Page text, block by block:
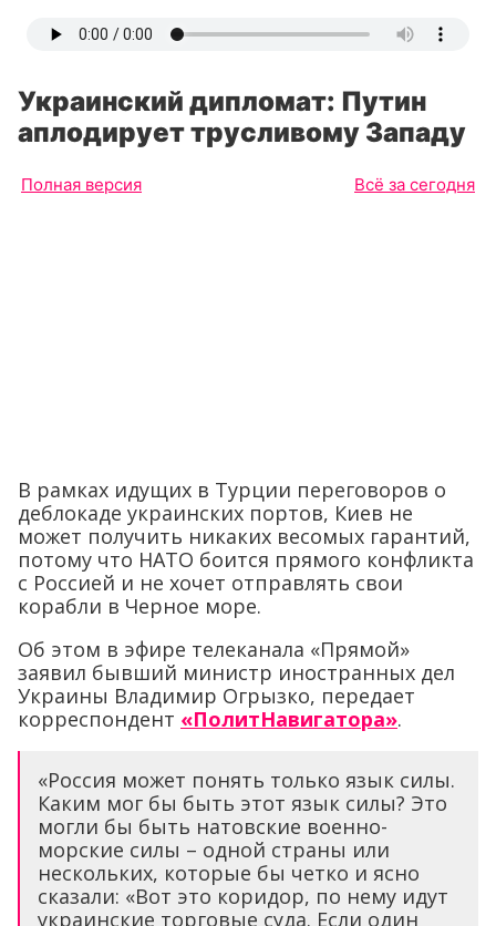
Украинский дипломат: Путин
аплодирует трусливому Западу
Полная версия Всё за сегодня
В рамках идущих в Турции переговоров о
деблокаде украинских портов, Киев не
может получить никаких весомых гарантий,
потому что НАТО боится прямого конфликта
с Россией и не хочет отправлять свои
корабли в Черное море.
Об этом в эфире телеканала «Прямой»
заявил бывший министр иностранных дел
Украины Владимир Огрызко, передает
корреспондент «ПолитНавигатора».
«Россия может понять только язык силы.
Каким мог бы быть этот язык силы? Это
могли бы быть натовские военно-
морские силы – одной страны или
нескольких, которые бы четко и ясно
сказали: «Вот это коридор, по нему идут
украинские торговые суда. Если один